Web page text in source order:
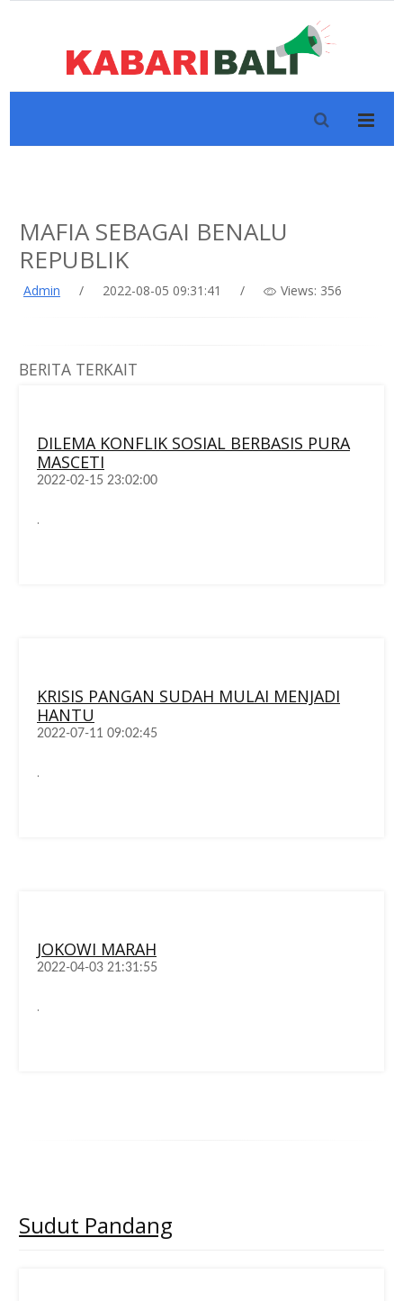
MAFIA SEBAGAI BENALU
REPUBLIK
Admin / 2022-08-05 09:31:41 / Views: 356
BERITA TERKAIT
DILEMA KONFLIK SOSIAL BERBASIS PURA
MASCETI
2022-02-15 23:02:00
.
KRISIS PANGAN SUDAH MULAI MENJADI
HANTU
2022-07-11 09:02:45
.
JOKOWI MARAH
2022-04-03 21:31:55
.
Sudut Pandang